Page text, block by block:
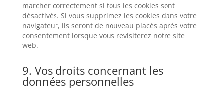
marcher correctement si tous les cookies sont
désactivés. Si vous supprimez les cookies dans votre
navigateur, ils seront de nouveau placés après votre
consentement lorsque vous revisiterez notre site
web.
9. Vos droits concernant les
données personnelles